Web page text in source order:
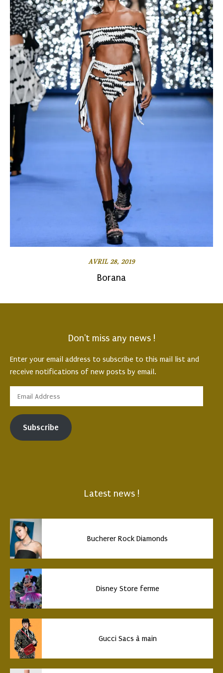
AVRIL 28, 2019
Borana
Don't miss any news !
Enter your email address to subscribe to this mail list and
receive notifications of new posts by email.
Subscribe
Latest news !
Bucherer Rock Diamonds
Disney Store ferme
Gucci Sacs à main